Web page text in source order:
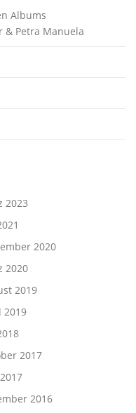
Albums
& Petra Manuela
2023
2020
2020
2019
2019
2017
2016